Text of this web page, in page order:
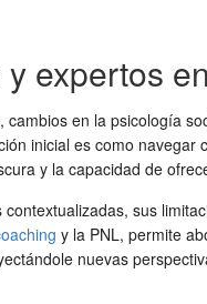
expertos
en la psicología
inicial es como
y la capacidad de
sus
y la PNL, permite
nuevas